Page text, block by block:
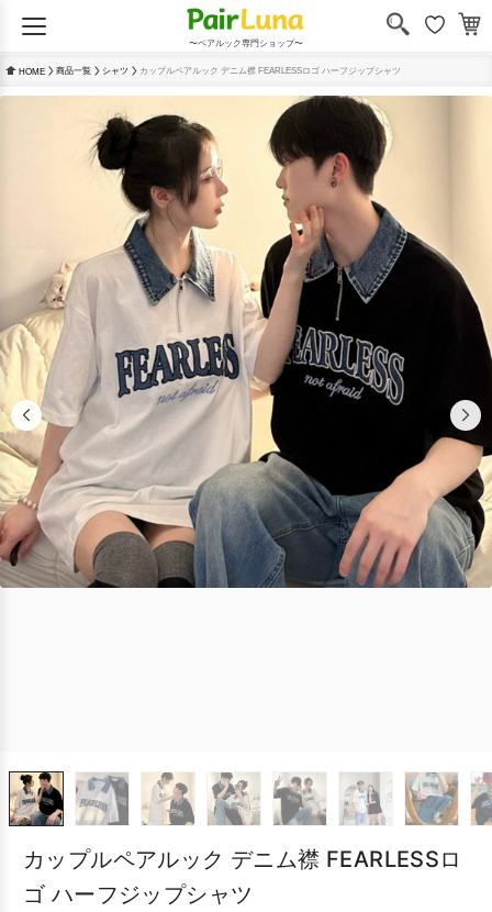
〜ペアルック専門ショップ〜
HOME 商品一覧 シャツ カップルペアルック デニム襟 FEARLESSロゴ ハーフジップシャツ
カップルペアルック デニム襟 FEARLESSロ
ゴ ハーフジップシャツ